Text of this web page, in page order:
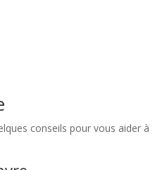
conseils pour vous aider à